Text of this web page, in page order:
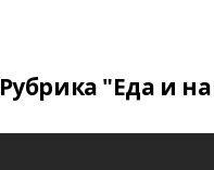
Рубрика "Еда и